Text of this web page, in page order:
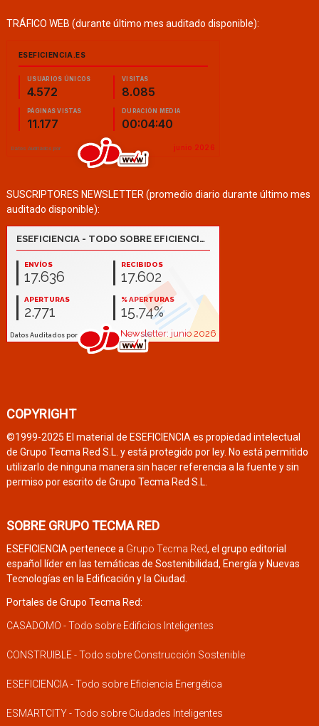
TRÁFICO WEB (durante último mes auditado disponible):
SUSCRIPTORES NEWSLETTER (promedio diario durante último mes
auditado disponible):
COPYRIGHT
©1999-2025 El material de ESEFICIENCIA es propiedad intelectual
de Grupo Tecma Red S.L. y está protegido por ley. No está permitido
utilizarlo de ninguna manera sin hacer referencia a la fuente y sin
permiso por escrito de Grupo Tecma Red S.L.
SOBRE GRUPO TECMA RED
ESEFICIENCIA pertenece a Grupo Tecma Red, el grupo editorial
español líder en las temáticas de Sostenibilidad, Energía y Nuevas
Tecnologías en la Edificación y la Ciudad.
Portales de Grupo Tecma Red:
CASADOMO - Todo sobre Edificios Inteligentes
CONSTRUIBLE - Todo sobre Construcción Sostenible
ESEFICIENCIA - Todo sobre Eficiencia Energética
ESMARTCITY - Todo sobre Ciudades Inteligentes